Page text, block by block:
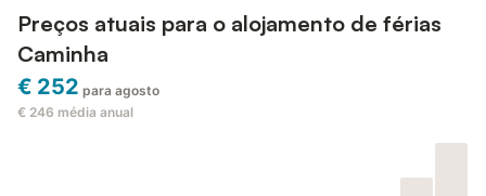
Preços atuais para o alojamento de férias
Caminha
€ 252 para agosto
€ 246 média anual